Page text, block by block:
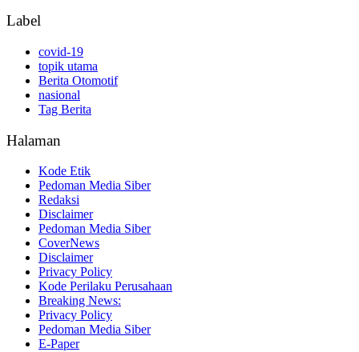
Label
covid-19
topik utama
Berita Otomotif
nasional
Tag Berita
Halaman
Kode Etik
Pedoman Media Siber
Redaksi
Disclaimer
Pedoman Media Siber
CoverNews
Disclaimer
Privacy Policy
Kode Perilaku Perusahaan
Breaking News:
Privacy Policy
Pedoman Media Siber
E-Paper